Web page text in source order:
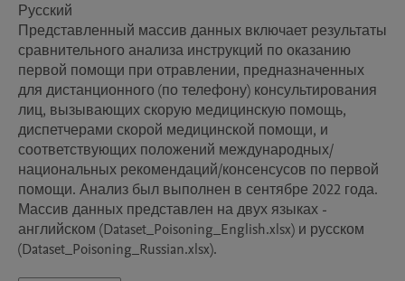
Русский
Представленный массив данных включает результаты
сравнительного анализа инструкций по оказанию
первой помощи при отравлении, предназначенных
для дистанционного (по телефону) консультирования
лиц, вызывающих скорую медицинскую помощь,
диспетчерами скорой медицинской помощи, и
соответствующих положений международных/
национальных рекомендаций/консенсусов по первой
помощи. Анализ был выполнен в сентябре 2022 года.
Массив данных представлен на двух языках -
английском (Dataset_Poisoning_English.xlsx) и русском
(Dataset_Poisoning_Russian.xlsx).